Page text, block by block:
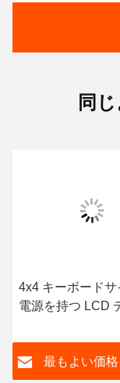
同
4x4 キーボードサ
電源を持つ LCD
メーターキーボ
最もよい価